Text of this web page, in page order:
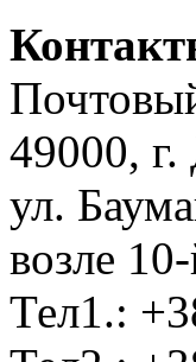
49000, г.
ул.
возле
Тел1.: